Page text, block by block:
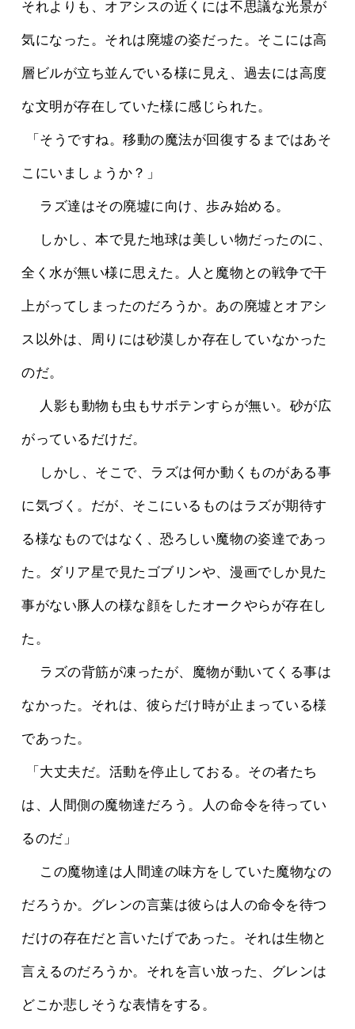
それよりも、オアシスの近くには不思議な光景が
気になった。それは廃墟の姿だった。そこには高
層ビルが立ち並んでいる様に見え、過去には高度
な文明が存在していた様に感じられた。
こにいましょうか？」
ラズ達はその廃墟に向け、歩み始める。
全く水が無い様に思えた。人と魔物との戦争で干
上がってしまったのだろうか。あの廃墟とオアシ
ス以外は、周りには砂漠しか存在していなかった
のだ。
がっているだけだ。
に気づく。だが、そこにいるものはラズが期待す
る様なものではなく、恐ろしい魔物の姿達であっ
た。ダリア星で見たゴブリンや、漫画でしか見た
事がない豚人の様な顔をしたオークやらが存在し
た。
なかった。それは、彼らだけ時が止まっている様
であった。
は、人間側の魔物達だろう。人の命令を待ってい
るのだ」
だろうか。グレンの言葉は彼らは人の命令を待つ
だけの存在だと言いたげであった。それは生物と
言えるのだろうか。それを言い放った、グレンは
どこか悲しそうな表情をする。